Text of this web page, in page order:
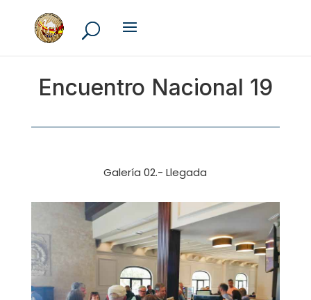
Encuentro Nacional 19
Galería 02.- Llegada